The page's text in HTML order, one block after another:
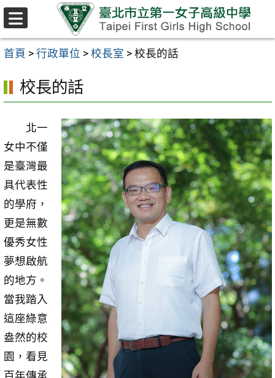
跳至主要內容區
首頁 > 行政單位 > 校長室 > 校長的話
校長的話
北一
女中不僅
是臺灣最
具代表性
的學府，
更是無數
優秀女性
夢想啟航
的地方。
當我踏入
這座綠意
盎然的校
園，看見
選
單